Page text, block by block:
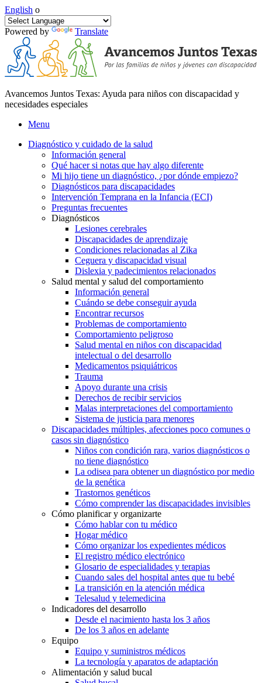
English o
Powered by Translate
Avancemos Juntos Texas: Ayuda para niños con discapacidad y
necesidades especiales
Menu
Diagnóstico y cuidado de la salud
Información general
Qué hacer si notas que hay algo diferente
Mi hijo tiene un diagnóstico, ¿por dónde empiezo?
Diagnósticos para discapacidades
Intervención Temprana en la Infancia (ECI)
Preguntas frecuentes
Diagnósticos
Lesiones cerebrales
Discapacidades de aprendizaje
Condiciones relacionadas al Zika
Ceguera y discapacidad visual
Dislexia y padecimientos relacionados
Salud mental y salud del comportamiento
Información general
Cuándo se debe conseguir ayuda
Encontrar recursos
Problemas de comportamiento
Comportamiento peligroso
Salud mental en niños con discapacidad
intelectual o del desarrollo
Medicamentos psiquiátricos
Trauma
Apoyo durante una crisis
Derechos de recibir servicios
Malas interpretaciones del comportamiento
Sistema de justicia para menores
Discapacidades múltiples, afecciones poco comunes o
casos sin diagnóstico
Niños con condición rara, varios diagnósticos o
no tiene diagnóstico
La odisea para obtener un diagnóstico por medio
de la genética
Trastornos genéticos
Cómo comprender las discapacidades invisibles
Cómo planificar y organizarte
Cómo hablar con tu médico
Hogar médico
Cómo organizar los expedientes médicos
El registro médico electrónico
Glosario de especialidades y terapias
Cuando sales del hospital antes que tu bebé
La transición en la atención médica
Telesalud y telemedicina
Indicadores del desarrollo
Desde el nacimiento hasta los 3 años
De los 3 años en adelante
Equipo
Equipo y suministros médicos
La tecnología y aparatos de adaptación
Alimentación y salud bucal